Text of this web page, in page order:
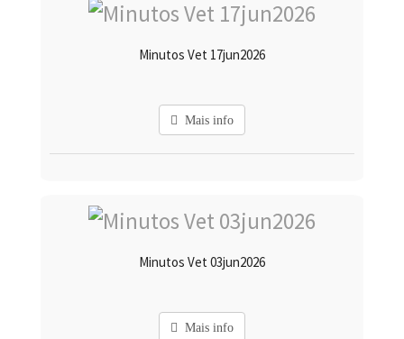
Minutos Vet 17jun2026
Mais info
Minutos Vet 03jun2026
Mais info